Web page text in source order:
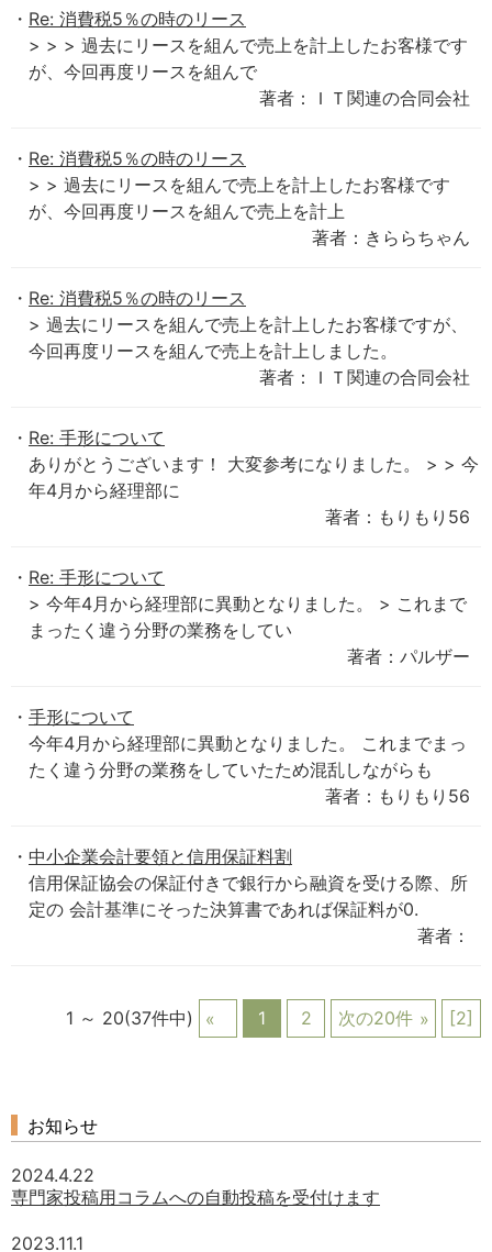
Re: 消費税5％の時のリース
> > > 過去にリースを組んで売上を計上したお客様です
が、今回再度リースを組んで
著者：ＩＴ関連の合同会社
Re: 消費税5％の時のリース
> > 過去にリースを組んで売上を計上したお客様です
が、今回再度リースを組んで売上を計上
著者：きららちゃん
Re: 消費税5％の時のリース
> 過去にリースを組んで売上を計上したお客様ですが、
今回再度リースを組んで売上を計上しました。
著者：ＩＴ関連の合同会社
Re: 手形について
ありがとうございます！ 大変参考になりました。 > > 今
年4月から経理部に
著者：もりもり56
Re: 手形について
> 今年4月から経理部に異動となりました。 > これまで
まったく違う分野の業務をしてい
著者：パルザー
手形について
今年4月から経理部に異動となりました。 これまでまっ
たく違う分野の業務をしていたため混乱しながらも
著者：もりもり56
中小企業会計要領と信用保証料割
信用保証協会の保証付きで銀行から融資を受ける際、所
定の 会計基準にそった決算書であれば保証料が0.
著者：
1 ～ 20(37件中) 1 2 次の20件 [2]
お知らせ
2024.4.22
専門家投稿用コラムへの自動投稿を受付けます
2023.11.1